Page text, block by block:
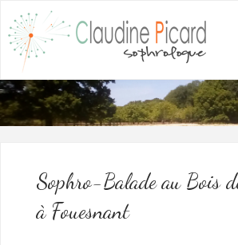
content
DIN
E PI
CAR
D :
P HR
Sophro-Balade au Bois
à Fouesnant